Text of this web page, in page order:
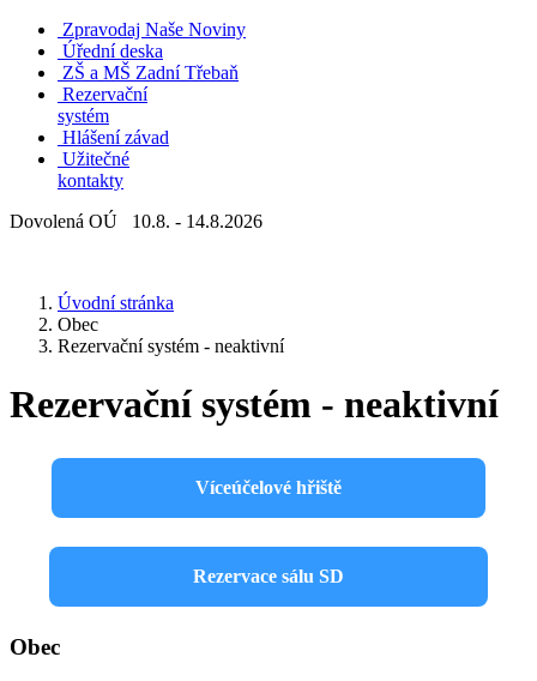
Zpravodaj Naše Noviny
Úřední deska
ZŠ a MŠ Zadní Třebaň
Rezervační
systém
Hlášení závad
Užitečné
kontakty
Dovolená OÚ 10.8. - 14.8.2026
Úvodní stránka
Obec
Rezervační systém - neaktivní
Rezervační systém - neaktivní
Víceúčelové hřiště
Rezervace sálu SD
Obec